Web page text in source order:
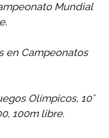
Mundial
en Campeonatos
Olímpicos, 10°
100m libre.